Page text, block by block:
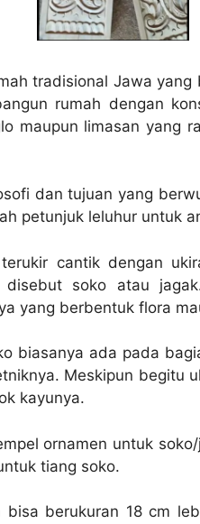
tradisional Jawa
rumah dengan
maupun limasan yang
dan tujuan yang
petunjuk leluhur untuk
cantik dengan
disebut soko atau
yang berbentuk flora
biasanya ada pada
Meskipun begitu
kayunya.
ornamen untuk
tiang soko.
bisa berukuran 18 cm